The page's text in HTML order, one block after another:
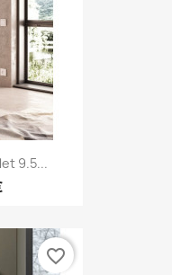
9.5...
favorite_border